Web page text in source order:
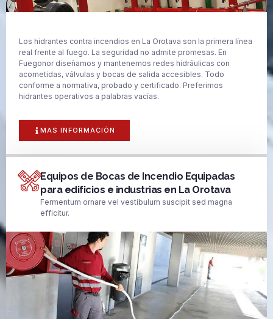
Los hidrantes contra incendios en La Orotava son la primera línea
real frente al fuego. La seguridad no admite promesas. En
Fuegonor diseñamos y mantenemos redes hidráulicas con
acometidas, válvulas y bocas de salida accesibles. Todo
conforme a normativa, probado y certificado. Preferimos
hidrantes operativos a palabras vacías.
MAS INFORMACIÓN
Equipos de Bocas de Incendio Equipadas
para edificios e industrias en La Orotava
Fermentum ornare vel vestibulum suscipit sed magna
efficitur.